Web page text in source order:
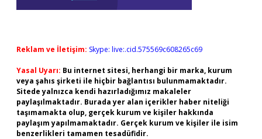
Reklam ve İletişim: Skype: live:.cid.575569c608265c69
Yasal Uyarı: Bu internet sitesi, herhangi bir marka, kurum
veya şahıs şirketi ile hiçbir bağlantısı bulunmamaktadır.
Sitede yalnızca kendi hazırladığımız makaleler
paylaşılmaktadır. Burada yer alan içerikler haber niteliği
taşımamakta olup, gerçek kurum ve kişiler hakkında
paylaşım yapılmamaktadır. Gerçek kurum ve kişiler ile isim
benzerlikleri tamamen tesadüfidir.